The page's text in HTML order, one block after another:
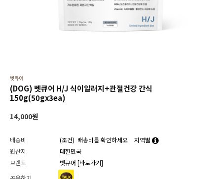
벳큐어
(DOG) 벳큐어 H/J 식이알러지+관절건강 간식
150g(50gx3ea)
14,000원
배송비 (조건) 배송비를 확인하세요
지역별
원산지
대한민국
브랜드
벳큐어 [바로가기]